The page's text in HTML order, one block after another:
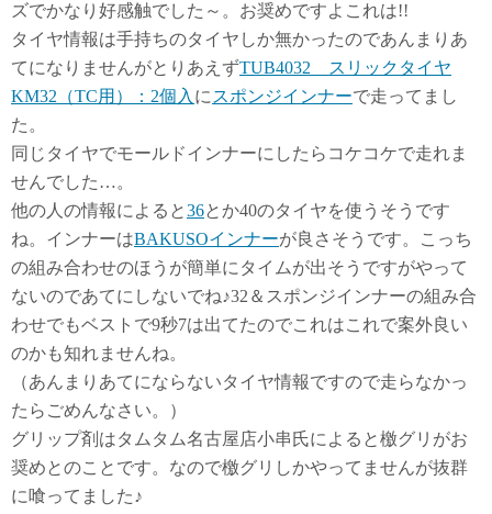
ズでかなり好感触でした～。お奨めですよこれは!!
タイヤ情報は手持ちのタイヤしか無かったのであんまりあ
てになりませんがとりあえずTUB4032 スリックタイヤ
KM32（TC用）：2個入 に スポンジインナーで走ってまし
た。
同じタイヤでモールドインナーにしたらコケコケで走れま
せんでした…。
他の人の情報によると36とか40のタイヤを使うそうです
ね。インナーはBAKUSOインナーが良さそうです。こっち
の組み合わせのほうが簡単にタイムが出そうですがやって
ないのであてにしないでね♪32＆スポンジインナーの組み合
わせでもベストで9秒7は出てたのでこれはこれで案外良い
のかも知れませんね。
（あんまりあてにならないタイヤ情報ですので走らなかっ
たらごめんなさい。）
グリップ剤はタムタム名古屋店小串氏によると檄グリがお
奨めとのことです。なので檄グリしかやってませんが抜群
に喰ってました♪